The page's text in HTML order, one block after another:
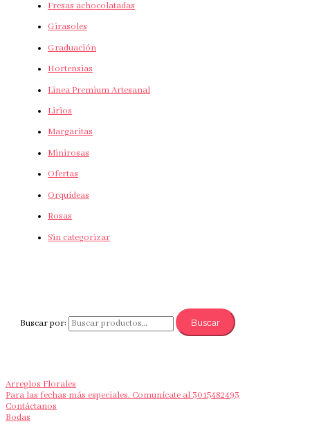
Fresas achocolatadas
Girasoles
Graduación
Hortensias
Linea Premium Artesanal
Lirios
Margaritas
Minirosas
Ofertas
Orquídeas
Rosas
Sin categorizar
Buscar por: Buscar
Arreglos Florales
Para las fechas más especiales. Comunícate al 3015482493
Contáctanos
Bodas